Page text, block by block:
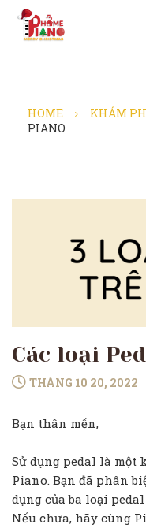
HOME KHÁM
PIANO
Các loại
THÁNG 10 20, 2022
Bạn thân mến,
Sử dụng pedal là một
Piano. Bạn đã phân
dụng của ba loại
Nếu chưa, hãy cùng